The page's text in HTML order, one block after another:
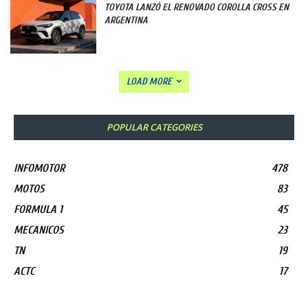
TOYOTA LANZÓ EL RENOVADO COROLLA CROSS EN
ARGENTINA
LOAD MORE
POPULAR CATEGORIES
INFOMOTOR
478
MOTOS
83
FORMULA 1
45
MECANICOS
23
TN
19
ACTC
17